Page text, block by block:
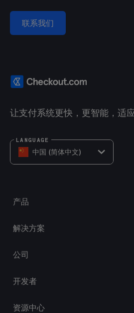
联系我们
让支付系统更快，更智能，适应
中国 (简体中文)
LANGUAGE
产品
解决方案
公司
开发者
资源中心